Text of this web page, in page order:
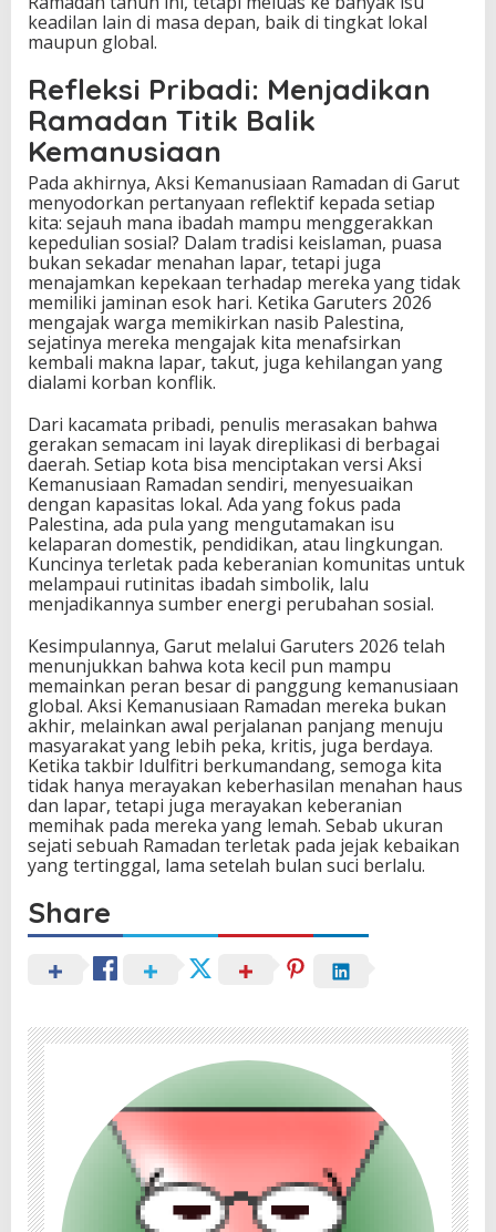
keadilan lain di masa depan, baik di tingkat lokal
maupun global.
Refleksi Pribadi: Menjadikan
Ramadan Titik Balik
Kemanusiaan
Pada akhirnya, Aksi Kemanusiaan Ramadan di Garut
menyodorkan pertanyaan reflektif kepada setiap
kita: sejauh mana ibadah mampu menggerakkan
kepedulian sosial? Dalam tradisi keislaman, puasa
bukan sekadar menahan lapar, tetapi juga
menajamkan kepekaan terhadap mereka yang tidak
memiliki jaminan esok hari. Ketika Garuters 2026
mengajak warga memikirkan nasib Palestina,
sejatinya mereka mengajak kita menafsirkan
kembali makna lapar, takut, juga kehilangan yang
dialami korban konflik.
Dari kacamata pribadi, penulis merasakan bahwa
gerakan semacam ini layak direplikasi di berbagai
daerah. Setiap kota bisa menciptakan versi Aksi
Kemanusiaan Ramadan sendiri, menyesuaikan
dengan kapasitas lokal. Ada yang fokus pada
Palestina, ada pula yang mengutamakan isu
kelaparan domestik, pendidikan, atau lingkungan.
Kuncinya terletak pada keberanian komunitas untuk
melampaui rutinitas ibadah simbolik, lalu
menjadikannya sumber energi perubahan sosial.
Kesimpulannya, Garut melalui Garuters 2026 telah
menunjukkan bahwa kota kecil pun mampu
memainkan peran besar di panggung kemanusiaan
global. Aksi Kemanusiaan Ramadan mereka bukan
akhir, melainkan awal perjalanan panjang menuju
masyarakat yang lebih peka, kritis, juga berdaya.
Ketika takbir Idulfitri berkumandang, semoga kita
tidak hanya merayakan keberhasilan menahan haus
dan lapar, tetapi juga merayakan keberanian
memihak pada mereka yang lemah. Sebab ukuran
sejati sebuah Ramadan terletak pada jejak kebaikan
yang tertinggal, lama setelah bulan suci berlalu.
Share